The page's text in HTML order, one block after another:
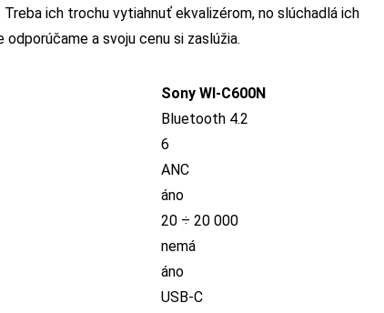
ich trochu vytiahnuť ekvalizérom, no slúchadlá ich
a svoju cenu si zaslúžia.
Sony WI-C600N
Bluetooth 4.2
6
ANC
áno
20 ÷ 20 000
nemá
áno
USB-C